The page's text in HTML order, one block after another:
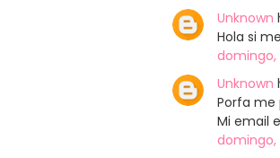
Unknown
Hola si
domingo,
Unknown
Porfa me
Mi email
domingo,